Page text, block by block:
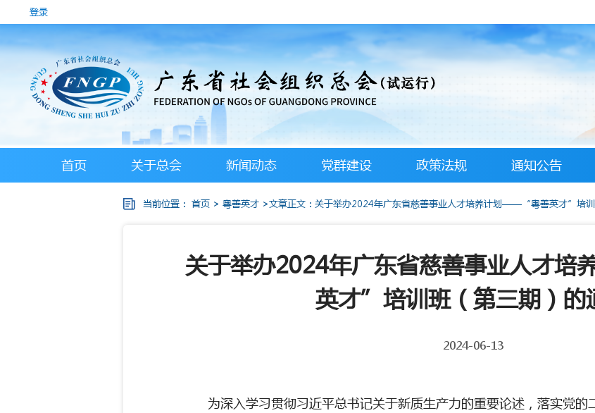
登录
首页 关于总会 新闻动态 党群建设 政策法规 通知公告
当前位置：首页 >粤善英才 >文章正文：关于举办2024年广东省慈善事业人才培养计划——“粤善英才”培训
关于举办2024年广东省慈善事业人才
英才”培训班（第三期）的
2024-06-13
为深入学习贯彻习近平总书记关于新质生产力的重要论述，落实党的